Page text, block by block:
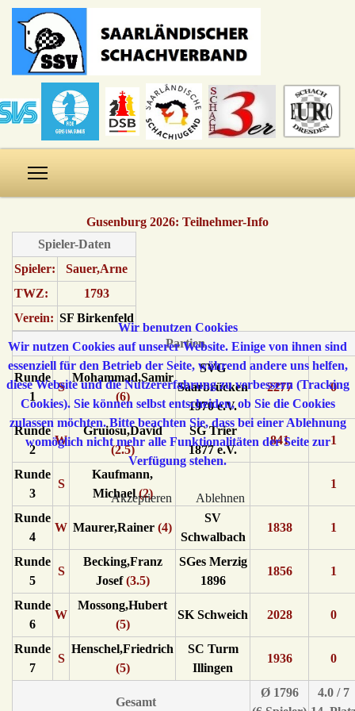
Gusenburg 2026: Teilnehmer-Info
Spieler-Daten
Spieler:
Sauer,Arne
TWZ:
1793
Verein: SF Birkenfeld
Partien
Runde
1
S
Mohammad,Samir
(6)
SVG
Saarbrücken
1970 e.V.
2277 0
Runde
2
W
Gruiosu,David
(2.5)
SG Trier
1877 e.V.
841 1
Runde
3
S
Kaufmann,
Michael(2)
1
Runde
4
W Maurer,Rainer (4)
SV
Schwalbach
1838 1
Runde
5
S
Becking,Franz
Josef(3.5)
SGes Merzig
1896
1856 1
Runde
6
W
Mossong,Hubert
(5)
SK Schweich 2028 0
Runde
7
S
Henschel,Friedrich
(5)
SC Turm
Illingen
1936 0
Gesamt
Ø 1796
4.0 / 7
Wir benutzen Cookies
Wir nutzen Cookies auf unserer Website. Einige von ihnen sind
essenziell für den Betrieb der Seite, während andere uns helfen,
diese Website und die Nutzererfahrung zu verbessern (Tracking
Cookies). Sie können selbst entscheiden, ob Sie die Cookies
zulassen möchten. Bitte beachten Sie, dass bei einer Ablehnung
womöglich nicht mehr alle Funktionalitäten der Seite zur
Verfügung stehen.
Akzeptieren Ablehnen